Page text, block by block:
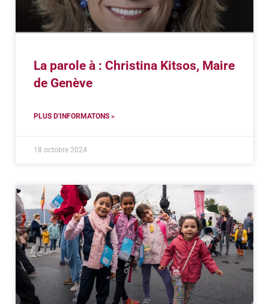
La parole à : Christina Kitsos, Maire
de Genève
PLUS D'INFORMATONS »
18 octobre 2024